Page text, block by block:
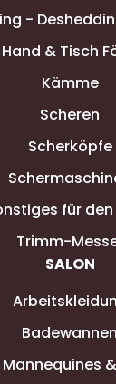
-
Hand & Tisch
Kämme
Scheren
Scherköpfe
für den
Trimm-
SALON
Badewannen